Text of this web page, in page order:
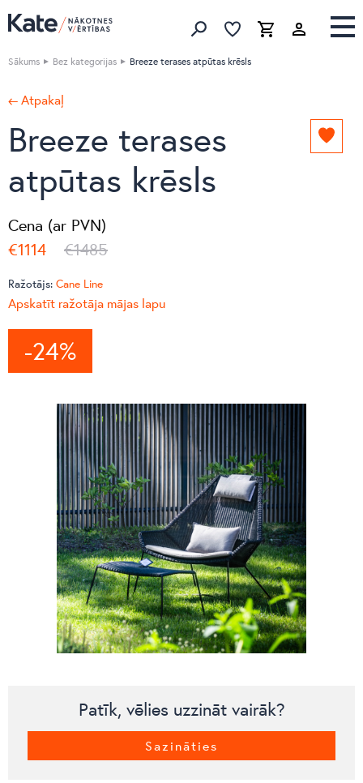
Meklēt produktus
IzlaseGrozs Izlase
Sākums Bez kategorijas Breeze terases atpūtas krēsls
← Atpakaļ
Breeze terases
atpūtas krēsls
Cena (ar PVN)
€1114
€1485
Ražotājs: Cane Line
Apskatīt ražotāja mājas lapu
-24%
Patīk, vēlies uzzināt vairāk?
Sazināties